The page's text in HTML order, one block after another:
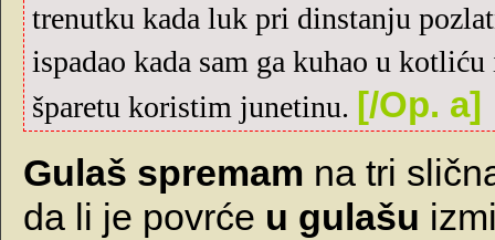
trenutku kada luk pri dinstanju
ispadao kada sam ga kuhao u
šparetu koristim junetinu. [/Op. a]
Gulaš spremam na tri
da li je povrće u gulašu